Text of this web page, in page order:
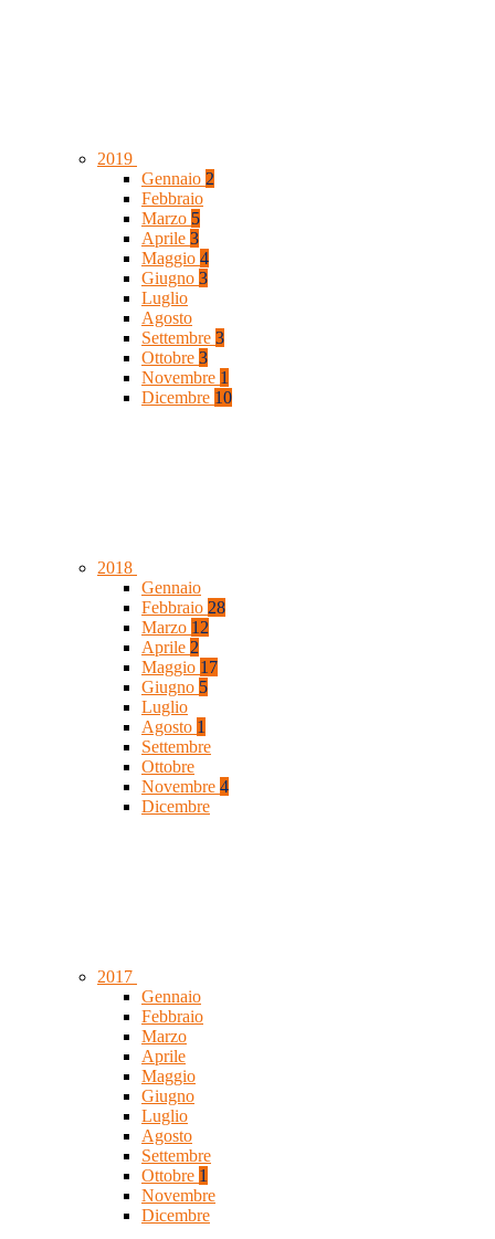
2019
Gennaio 2
Febbraio
Marzo 5
Aprile 3
Maggio 4
Giugno 3
Luglio
Agosto
Settembre 3
Ottobre 3
Novembre 1
Dicembre 10
2018
Gennaio
Febbraio 28
Marzo 12
Aprile 2
Maggio 17
Giugno 5
Luglio
Agosto 1
Settembre
Ottobre
Novembre 4
Dicembre
2017
Gennaio
Febbraio
Marzo
Aprile
Maggio
Giugno
Luglio
Agosto
Settembre
Ottobre 1
Novembre
Dicembre